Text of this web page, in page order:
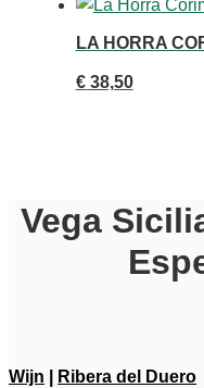
LA HORRA
€38,50
Vega
Wijn Ribera del Duero